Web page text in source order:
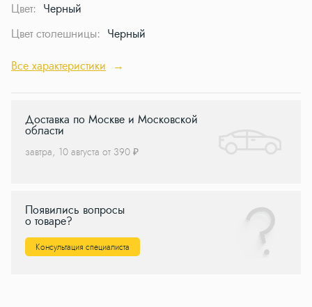
Цвет: Черный
Цвет столешницы: Черный
Все характеристики
→
Доставка по Москве и Московской
области
завтра, 10 августа от 390 ₽
Появились вопросы
о товаре?
Консультация специалиста